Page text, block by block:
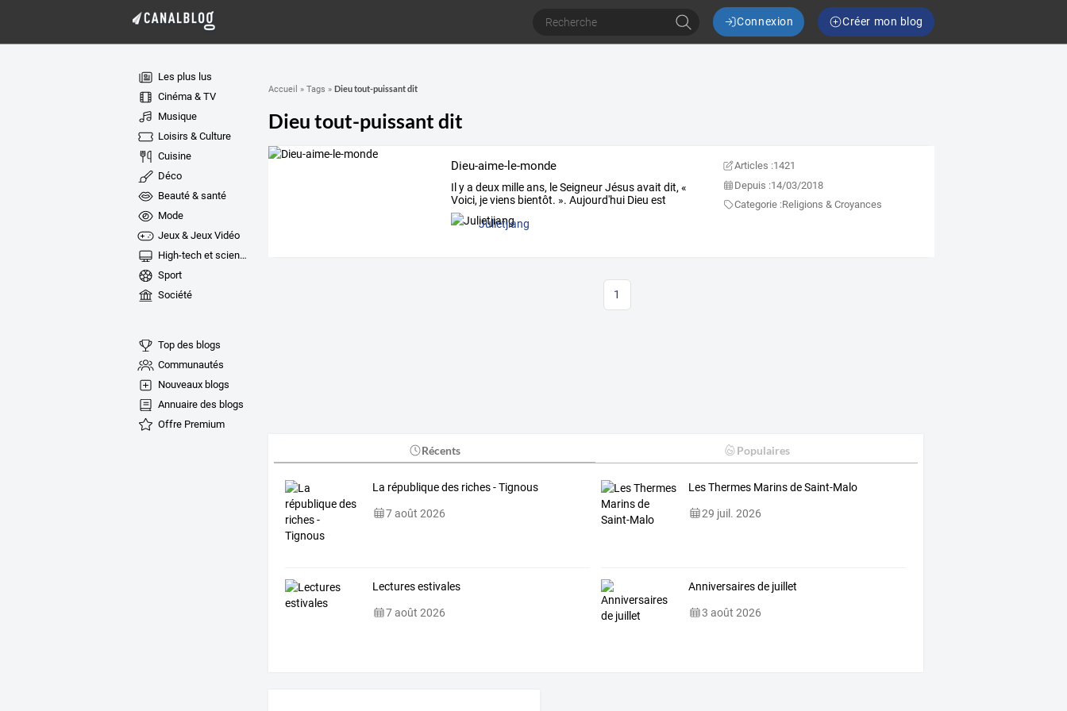
Connexion Créer mon blog
Les plus lus
Cinéma & TV
Musique
Loisirs & Culture
Cuisine
Déco
Beauté & santé
Mode
Jeux & Jeux Vidéo
High-tech et sciences
Sport
Société
Top des blogs
Communautés
Nouveaux blogs
Annuaire des blogs
Offre Premium
Accueil » Tags » Dieu tout-puissant dit
Dieu tout-puissant dit
Dieu-aime-le-monde
Il ya deux milleans, leSeigneurJésusavait dit, «
Voici, jeviens bientôt. ». Aujourd'hui Dieu est
déjà
Julietjiang
Articles :1421
Depuis :14/03/2018
Categorie :Religions & Croyances
1
Récents Populaires
La république des riches - Tignous
7 août 2026
Les Thermes Marins de Saint-Malo
29 juil. 2026
Lectures estivales
7 août 2026
Anniversaires de juillet
3 août 2026